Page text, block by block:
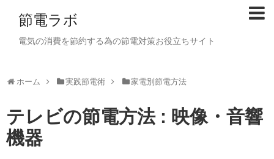
節電ラボ
電気の消費を節約する為の節電対策お役立ちサイト
ホーム 実践節電術 家電別節電方法
テレビの節電方法 : 映像・音響
機器